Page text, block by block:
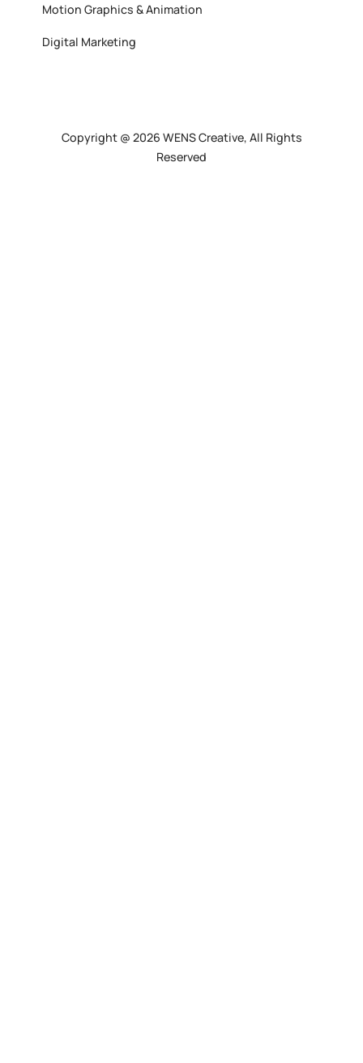
Motion Graphics & Animation
Digital Marketing
Copyright @ 2026 WENS Creative, All Rights
Reserved